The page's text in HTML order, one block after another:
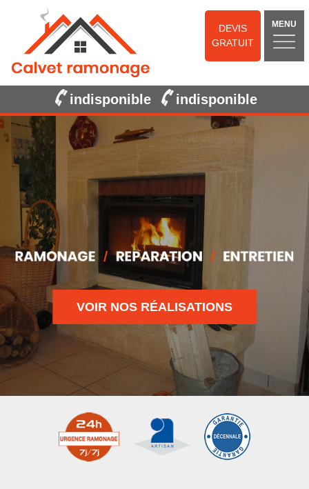
DEVIS
GRATUIT
MENU
indisponible indisponible
VOIR NOS RÉALISATIONS